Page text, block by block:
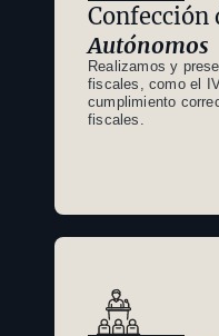
Confección
Autónomos
Realizamos y
fiscales, como el
cumplimiento
fiscales.